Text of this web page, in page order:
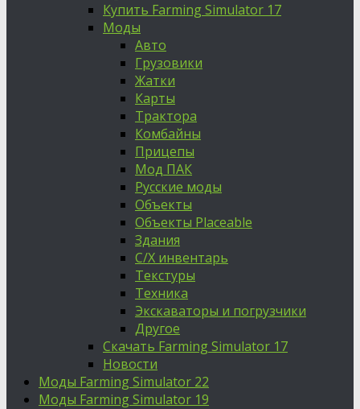
Купить Farming Simulator 17
Моды
Авто
Грузовики
Жатки
Карты
Трактора
Комбайны
Прицепы
Мод ПАК
Русские моды
Объекты
Объекты Placeable
Здания
С/Х инвентарь
Текстуры
Техника
Экскаваторы и погрузчики
Другое
Скачать Farming Simulator 17
Новости
Моды Farming Simulator 22
Моды Farming Simulator 19